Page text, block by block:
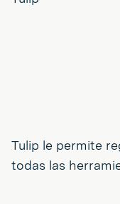
Tulip le permite
todas las